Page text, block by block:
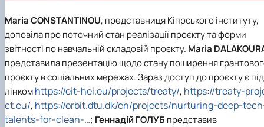
Maria CONSTANTINOU, представниця Кіпрського інституту,
доповіла про поточний стан реалізації проєкту та форми
звітності по навчальній складовій проєкту. Maria
представила презентацію щодо стану поширення
проєкту в соціальних мережах. Зараз доступ до проєкту є під
лінкомhttps://eit-hei.eu/projects/treaty/, https://treaty-
ct.eu/, https://orbit.dtu.dk/en/projects/nurturing-deep-
talents-for-clean-…; Геннадій ГОЛУБ представив